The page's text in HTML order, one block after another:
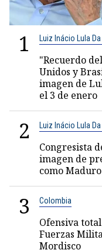
1 Luiz Inácio Lula
"Recuerdo
Unidos y
imagen de
el 3 de enero
2 Luiz Inácio Lula
Congresista
imagen de
como
3 Colombia
Ofensiva
Fuerzas
Mordisco